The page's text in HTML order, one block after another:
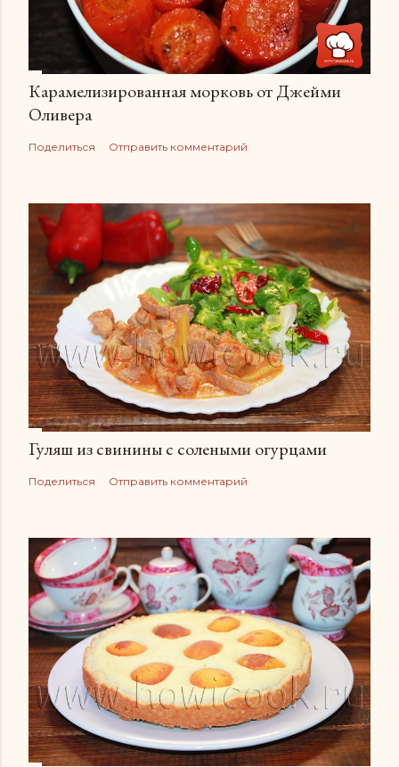
Карамелизированная морковь от Джейми
Оливера
Поделиться Отправить комментарий
Гуляш из свинины с солеными огурцами
Поделиться Отправить комментарий